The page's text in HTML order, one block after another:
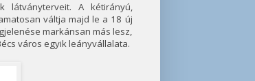
látványterveit. A kétirányú,
váltja majd le a 18 új
markánsan más lesz,
város egyik leányvállalata.